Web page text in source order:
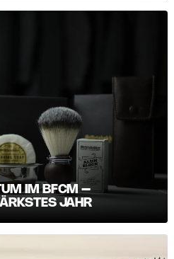
IM BFCM –
JAHR